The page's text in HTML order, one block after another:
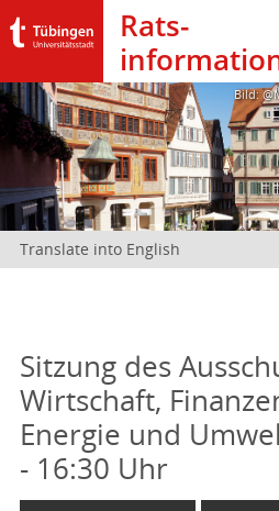
Rats­
Bild:
Translate into English
Sitzung des
Wirtschaft,
Energie und
- 16:30 Uhr